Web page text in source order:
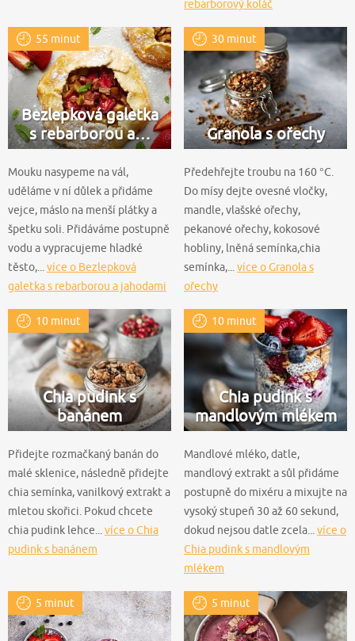
rebarborový koláč
55 minut
Bezlepková galetka
s rebarborou a…
Mouku nasypeme na vál,
uděláme v ní důlek a přidáme
vejce, máslo na menší plátky a
špetku soli. Přidáváme postupně
vodu a vypracujeme hladké
těsto,... více o Bezlepková
galetka s rebarborou a jahodami
30 minut
Granola s ořechy
Předehřejte troubu na 160 °C.
Do mísy dejte ovesné vločky,
mandle, vlašské ořechy,
pekanové ořechy, kokosové
hobliny, lněná semínka,chia
semínka,... více o Granola s
ořechy
10 minut
Chia pudink s
banánem
Přidejte rozmačkaný banán do
malé sklenice, následně přidejte
chia semínka, vanilkový extrakt a
mletou skořici. Pokud chcete
chia pudink lehce... více o Chia
pudink s banánem
10 minut
Chia pudink s
mandlovým mlékem
Mandlové mléko, datle,
mandlový extrakt a sůl přidáme
postupně do mixéru a mixujte na
vysoký stupeň 30 až 60 sekund,
dokud nejsou datle zcela... více o
Chia pudink s mandlovým
mlékem
5 minut 5 minut